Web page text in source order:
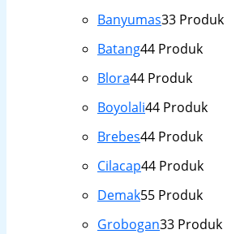
Banyumas33 Produk
Batang44 Produk
Blora44 Produk
Boyolali44 Produk
Brebes44 Produk
Cilacap44 Produk
Demak55 Produk
Grobogan33 Produk